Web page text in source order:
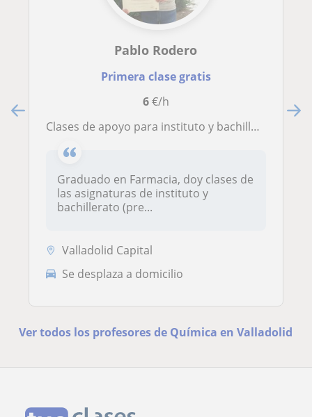
Pablo Rodero
Primera clase gratis
6€/h
Clases de apoyo para instituto y bachillerato de ciencias
Graduado en Farmacia, doy clases de
las asignaturas de instituto y
bachillerato (pre...
Valladolid Capital
Se desplaza a domicilio
Ver todos los profesores de Química en Valladolid